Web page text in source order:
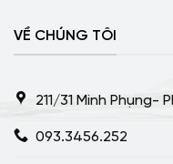
VỀ CHÚNG TÔI
211/31 Minh Phụng-
093.3456.252